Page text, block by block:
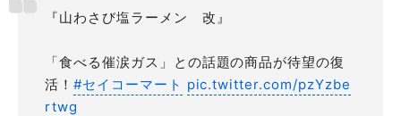
『山わさび塩ラーメン 改』
「食べる催涙ガス」との話題の商品が待望の復
活！ #セイコーマート pic.twitter.com/pzYzbe
rtwg